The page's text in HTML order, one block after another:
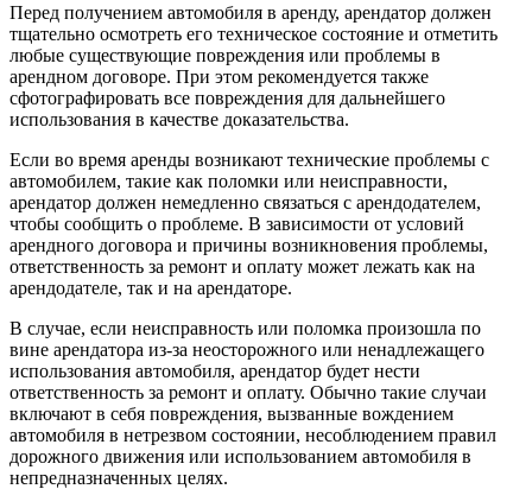
Перед получением автомобиля в аренду, арендатор должен
тщательно осмотреть его техническое состояние и отметить
любые существующие повреждения или проблемы в
арендном договоре. При этом рекомендуется также
сфотографировать все повреждения для дальнейшего
использования в качестве доказательства.
Если во время аренды возникают технические проблемы с
автомобилем, такие как поломки или неисправности,
арендатор должен немедленно связаться с арендодателем,
чтобы сообщить о проблеме. В зависимости от условий
арендного договора и причины возникновения проблемы,
ответственность за ремонт и оплату может лежать как на
арендодателе, так и на арендаторе.
В случае, если неисправность или поломка произошла по
вине арендатора из-за неосторожного или ненадлежащего
использования автомобиля, арендатор будет нести
ответственность за ремонт и оплату. Обычно такие случаи
включают в себя повреждения, вызванные вождением
автомобиля в нетрезвом состоянии, несоблюдением правил
дорожного движения или использованием автомобиля в
непредназначенных целях.